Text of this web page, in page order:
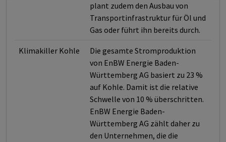
plant zudem den Ausbau von
Transportinfrastruktur für Öl und
Gas oder führt ihn bereits durch.
Klimakiller Kohle
Die gesamte Stromproduktion
von EnBW Energie Baden-
Württemberg AG basiert zu 23 %
auf Kohle. Damit ist die relative
Schwelle von 10 % überschritten.
EnBW Energie Baden-
Württemberg AG zählt daher zu
den Unternehmen, die die